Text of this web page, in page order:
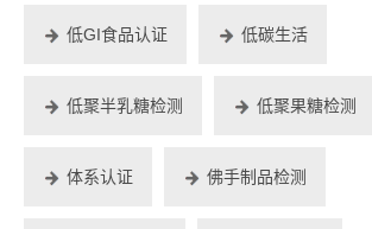
低GI食品认证 低碳生活
低聚半乳糖检测 低聚果糖检测
体系认证 佛手制品检测